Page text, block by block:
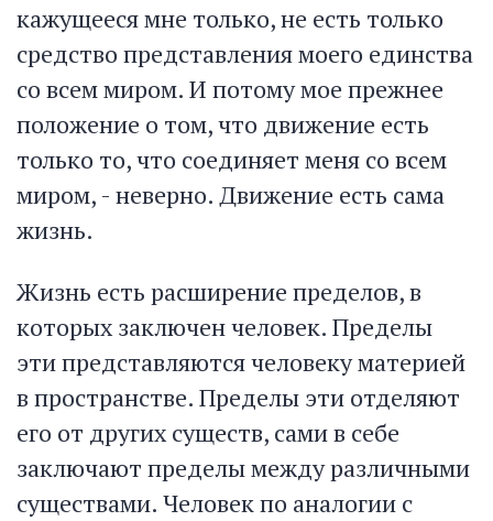
кажущееся мне только, не есть только
средство представления моего единства
со всем миром. И потому мое прежнее
положение о том, что движение есть
только то, что соединяет меня со всем
миром, - неверно. Движение есть сама
жизнь.
Жизнь есть расширение пределов, в
которых заключен человек. Пределы
эти представляются человеку материей
в пространстве. Пределы эти отделяют
его от других существ, сами в себе
заключают пределы между различными
существами. Человек по аналогии с